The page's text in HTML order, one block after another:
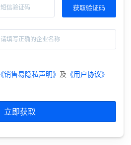
《销售易隐私声明》 及 《用户协议》
立即获取